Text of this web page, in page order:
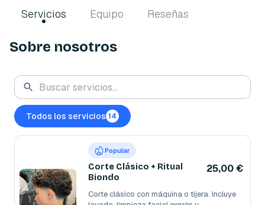
Servicios Equipo Reseñas
Sobre nosotros
Todos los servicios 14
Popular
Corte Clásico + Ritual
Biondo
25,00 €
Corte clásico con máquina o tijera. Incluye